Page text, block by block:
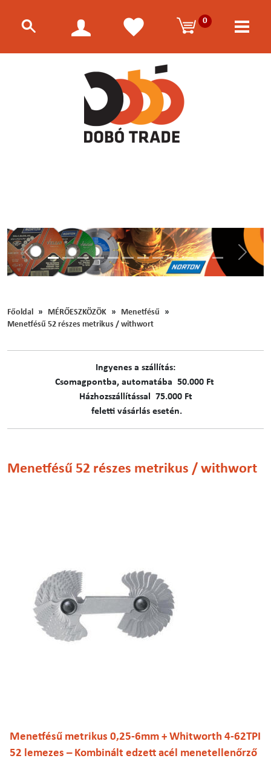
0
Előző
Főoldal MÉRŐESZKÖZÖK
Menetfésű
Menetfésű 52 részes metrikus / withwort
Ingyenes a szállítás:
C​​​somagpontba, automatába 50.000 Ft
Házhozszállítással 75.000 Ft
feletti vásárlás esetén.
Menetfésű 52 részes metrikus / withwort
Menetfésű metrikus 0,25-6mm + Whitworth 4-62TPI
52 lemezes – Kombinált edzett acél menetellenőrző